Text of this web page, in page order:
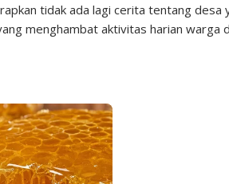
tidak ada lagi cerita tentang
menghambat aktivitas harian warga